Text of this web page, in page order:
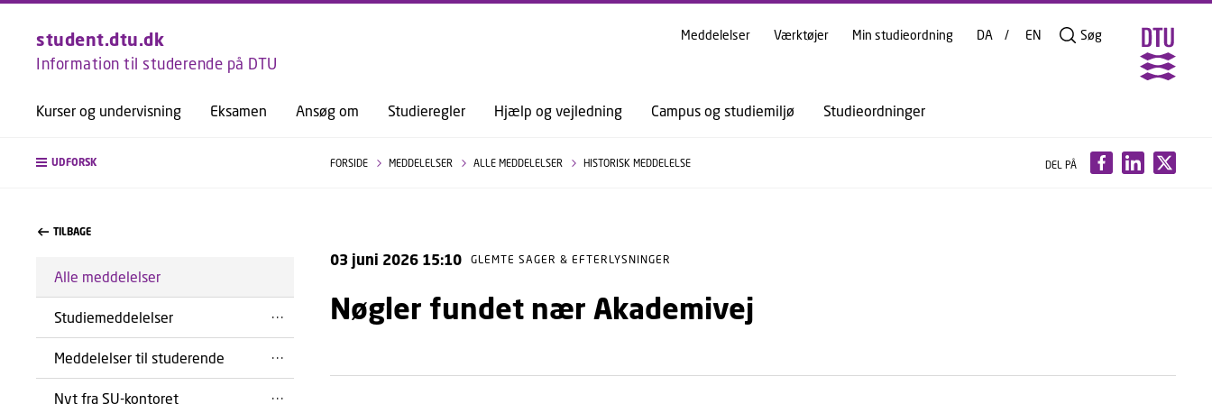
GÅ TIL PRIMÆRT INDHOLD (TRYK ENTER).
student.dtu.dk
Information til studerende på DTU
Kurser og undervisning Eksamen Ansøg om Studieregler Hjælp og vejledning Campus og studiemiljø Studieordninger
Meddelelser Værktøjer Min studieordning DA EN Søg
UDFORSK FORSIDE MEDDELELSER ALLE MEDDELELSER HISTORISK MEDDELELSE DEL PÅ
TILBAGE
Alle meddelelser
Studiemeddelelser
Meddelelser til studerende
Nyt fra SU-kontoret
03 juni 2026 15:10 GLEMTE SAGER & EFTERLYSNINGER
Nøgler fundet nær Akademivej